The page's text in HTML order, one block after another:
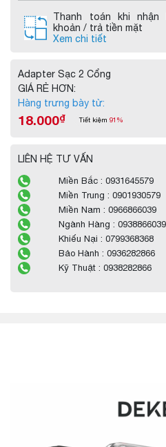
Thanh toán khi nhận
khoản / trả tiền mặt
Xem chi tiết
Adapter Sạc 2 Cổng
GIÁ RẺ HƠN:
Hàng trưng bày từ:
18.000₫ Tiết kiệm 91%
LIÊN HỆ TƯ VẤN
Miền Bắc : 0931645579
Miền Trung : 0901930579
Miền Nam : 0966866039
Ngành Hàng : 0938866039
Khiếu Nại : 0799368368
Bảo Hành : 0936282866
Kỹ Thuật : 0938282866